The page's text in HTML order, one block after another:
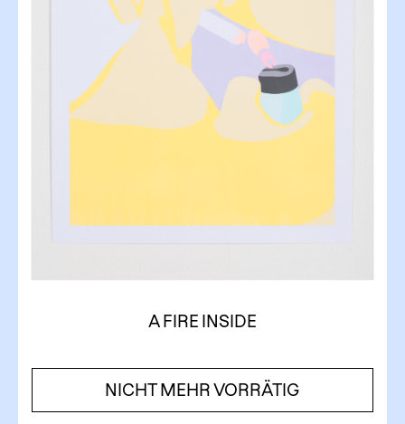
A FIRE INSIDE
NICHT MEHR VORRÄTIG